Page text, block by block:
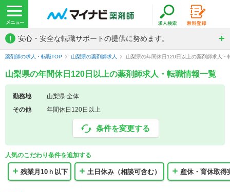
! 安心・安全な転職サポートの提供に努めます。
薬剤師の求人・転職TOP 山梨県の薬剤師求人 山梨県の年間休日120日以上の薬剤師求人・
山梨県の年間休日120日以上の薬剤師求人・転職情報一覧
勤務地
山梨県 全体
その他
年間休日120日以上
条件を変更する
人気のこだわり条件を追加する
残業月10ｈ以下 土日休み（相談可含む） 産休・育休取得